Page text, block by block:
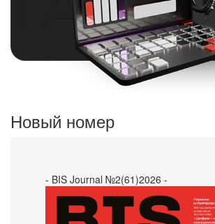
Новый номер
- BIS Journal №2(61)2026 -